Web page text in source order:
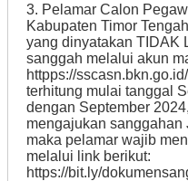
3. Pelamar Calon
Kabupaten Timor
yang dinyatakan TIDAK
sanggah melalui akun
httpps://
terhitung mulai tanggal
dengan September
mengajukan sanggahan
maka pelamar wajib
melalui link berikut:
https://bit.ly/